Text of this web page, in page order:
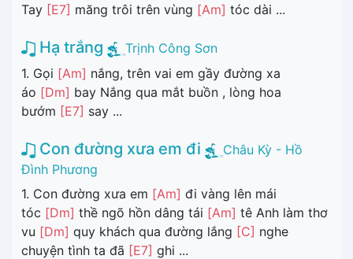
Tay [E7] măng trôi trên vùng [Am] tóc dài ...
Hạ trắng
Trịnh Công Sơn
1. Gọi [Am] nắng, trên vai em gầy đường xa
áo [Dm] bay Nắng qua mắt buồn , lòng hoa
bướm [E7] say ...
Con đường xưa em đi
Châu Kỳ - Hồ
Đình Phương
1. Con đường xưa em [Am] đi vàng lên mái
tóc [Dm] thề ngõ hồn dâng tái [Am] tê Anh làm thơ
vu [Dm] quy khách qua đường lắng [C] nghe
chuyện tình ta đã [E7] ghi ...